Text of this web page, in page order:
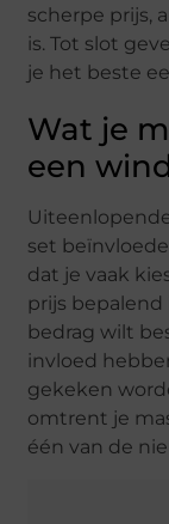
scherpe prijs,
is. Tot slot
je het beste
Wat je
een
set
dat je vaak
prijs bepalend
bedrag wilt
invloed
gekeken
omtrent je
één van de